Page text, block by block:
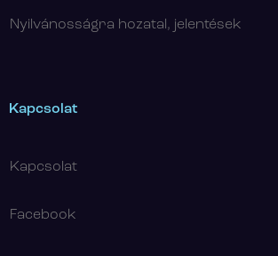
Nyilvánosságra hozatal, jelentések
Kapcsolat
Kapcsolat
Facebook